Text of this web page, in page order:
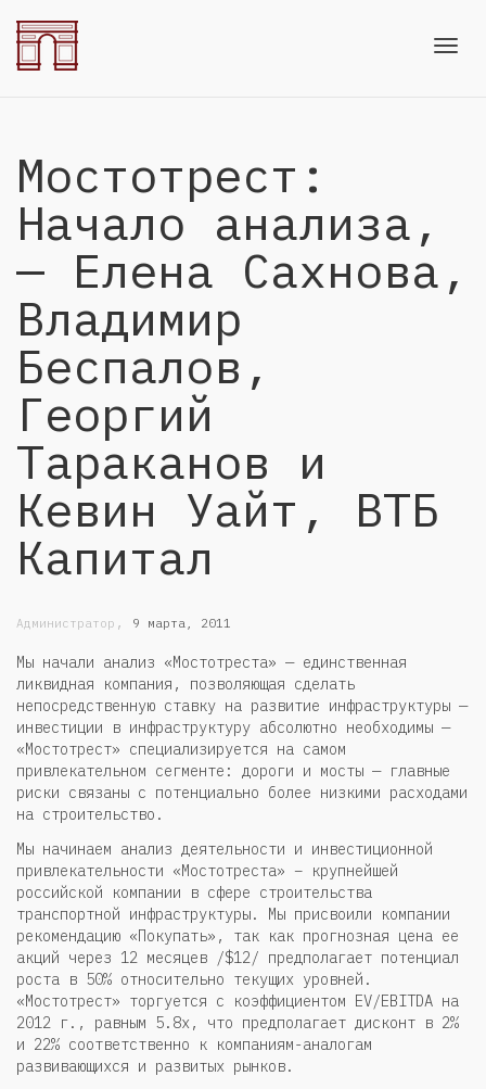
Мостотрест:
Начало анализа,
— Елена Сахнова,
Владимир
Беспалов,
Георгий
Тараканов и
Кевин Уайт, ВТБ
Капитал
Администратор , 9 марта, 2011
Мы начали анализ «Мостотреста» — единственная
ликвидная компания, позволяющая сделать
непосредственную ставку на развитие инфраструктуры —
инвестиции в инфраструктуру абсолютно необходимы —
«Мостотрест» специализируется на самом
привлекательном сегменте: дороги и мосты — главные
риски связаны с потенциально более низкими расходами
на строительство.
Мы начинаем анализ деятельности и инвестиционной
привлекательности «Мостотреста» – крупнейшей
российской компании в сфере строительства
транспортной инфраструктуры. Мы присвоили компании
рекомендацию «Покупать», так как прогнозная цена ее
акций через 12 месяцев /$12/ предполагает потенциал
роста в 50% относительно текущих уровней.
«Мостотрест» торгуется с коэффициентом EV/EBITDA на
2012 г., равным 5.8х, что предполагает дисконт в 2%
и 22% соответственно к компаниям-аналогам
развивающихся и развитых рынков.